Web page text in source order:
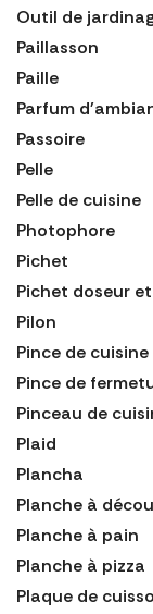
Outil de
Paillasson
Paille
Parfum
Passoire
Pelle
Pelle de cuisine
Photophore
Pichet
Pichet doseur
Pilon
Pince de cuisine
Pince de
Pinceau de
Plaid
Plancha
Planche à
Planche à pain
Planche à pizza
Plaque de